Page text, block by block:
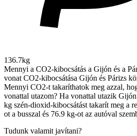
136.7kg
Mennyi a CO2-kibocsátás a Gijón és a
vonat CO2-kibocsátása Gijón és Párizs
Mennyi CO2-t takaríthatok meg azzal,
vonattal utazom? Ha vonattal utazik
kg szén-dioxid-kibocsátást takarít meg a
ot a busszal és 76.9 kg-ot az autóval
Tudunk valamit javítani?